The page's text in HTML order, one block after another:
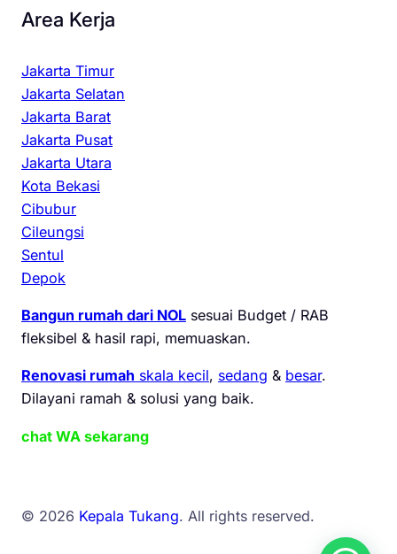
Area Kerja
Jakarta Timur
Jakarta Selatan
Jakarta Barat
Jakarta Pusat
Jakarta Utara
Kota Bekasi
Cibubur
Cileungsi
Sentul
Depok
Bangun rumah dari NOL sesuai Budget / RAB
fleksibel & hasil rapi, memuaskan.
Renovasi rumah skala kecil, sedang & besar.
Dilayani ramah & solusi yang baik.
chat WA sekarang
© 2026 Kepala Tukang. All rights reserved.